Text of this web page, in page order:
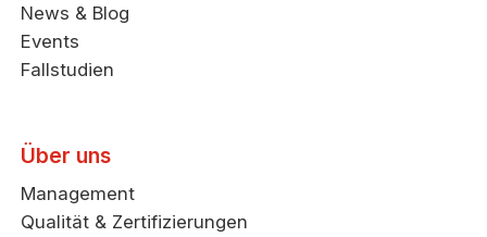
News & Blog
Events
Fallstudien
Über uns
Management
Qualität & Zertifizierungen